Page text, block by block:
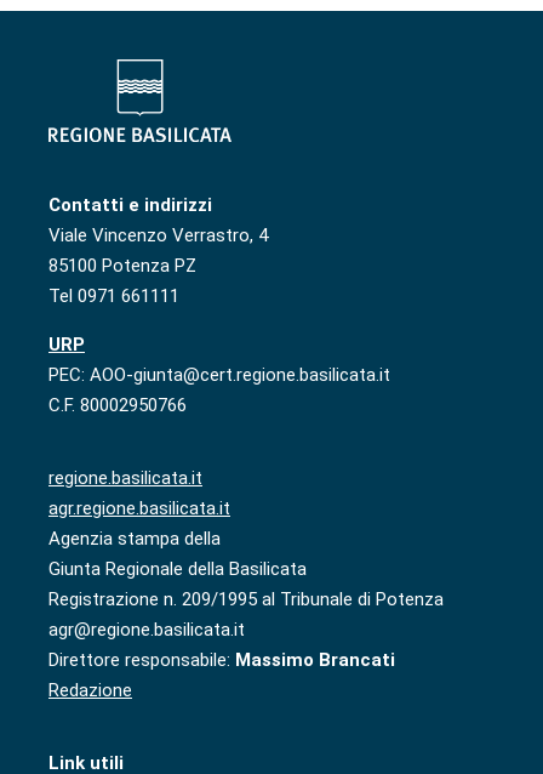
Contatti e indirizzi
Viale Vincenzo Verrastro, 4
85100 Potenza PZ
Tel 0971 661111
URP
PEC: AOO-giunta@cert.regione.basilicata.it
C.F. 80002950766
regione.basilicata.it
agr.regione.basilicata.it
Agenzia stampa della
Giunta Regionale della Basilicata
Registrazione n. 209/1995 al Tribunale di Potenza
agr@regione.basilicata.it
Direttore responsabile: Massimo Brancati
Redazione
Link utili